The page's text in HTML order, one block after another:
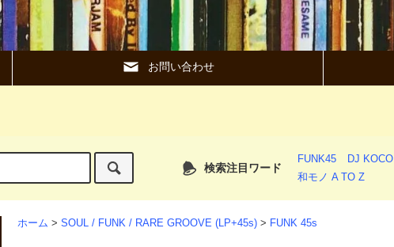
お問い合わせ
検索注目ワード
FUNK45 DJ KOCO
和モノ A TO Z
ホーム > SOUL / FUNK / RARE GROOVE (LP+45s) > FUNK 45s